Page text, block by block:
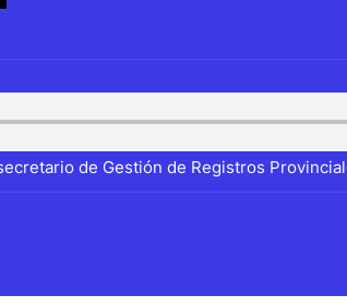
de Gestión de Registros